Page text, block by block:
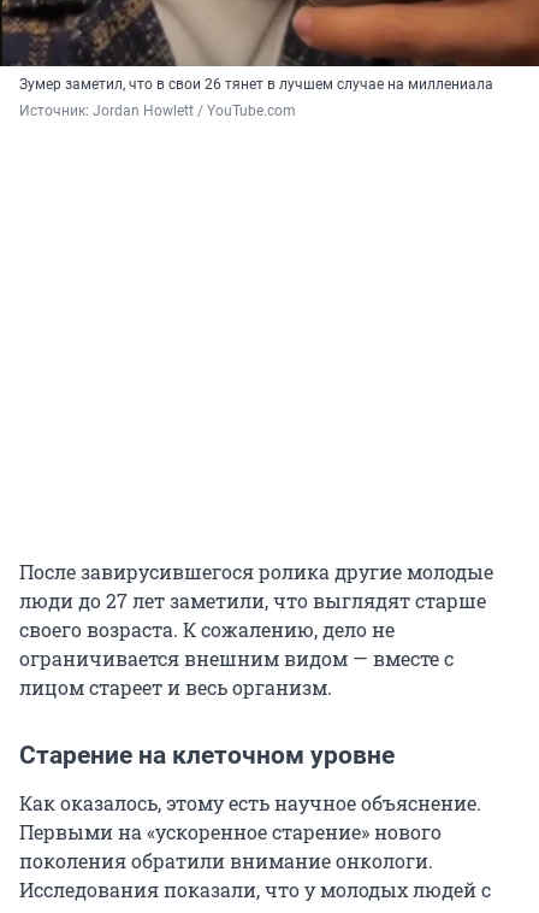
Зумер заметил, что в свои 26 тянет в лучшем случае на миллениала
Источник: Jordan Howlett / YouTube.com
После завирусившегося ролика другие молодые
люди до 27 лет заметили, что выглядят старше
своего возраста. К сожалению, дело не
ограничивается внешним видом — вместе с
лицом стареет и весь организм.
Старение на клеточном уровне
Как оказалось, этому есть научное объяснение.
Первыми на «ускоренное старение» нового
поколения обратили внимание онкологи.
Исследования показали, что у молодых людей с